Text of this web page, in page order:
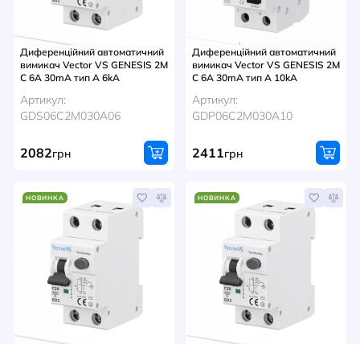
Диференційний автоматичний
вимикач Vector VS GENESIS 2M
C 6A 30mA тип A 6kA
Артикул:
GDS06C2M030A06
2082грн
Диференційний автоматичний
вимикач Vector VS GENESIS 2M
C 6A 30mA тип A 10kA
Артикул:
GDP06C2M030A10
2411грн
НОВИНКА НОВИНКА